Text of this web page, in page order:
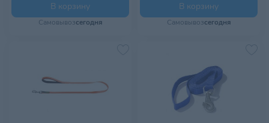
В корзину
Самовывозсегодня
В корзину
Самовывозсегодня